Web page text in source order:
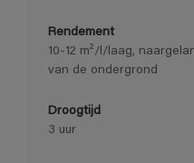
Rendement
10-12 m²/l/laag,
van de ondergrond
Droogtijd
3 uur